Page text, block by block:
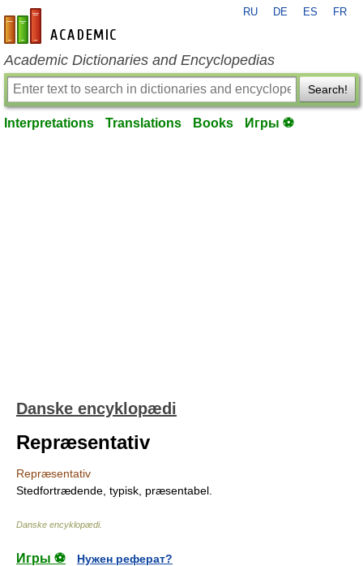
en-academic.com
RU DE ES FR
Academic Dictionaries and Encyclopedias
Search!
Interpretations Translations Books Игры ⚽
Danske encyklopædi
Repræsentativ
Repræsentativ
Stedfortrædende, typisk, præsentabel.
Danske encyklopædi.
Игры ⚽
Нужен реферат?